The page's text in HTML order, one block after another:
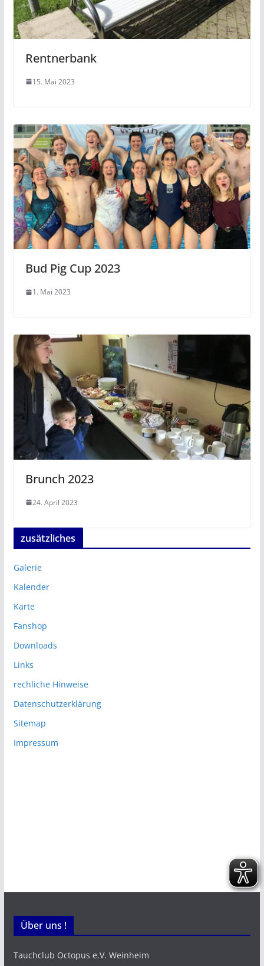
Rentnerbank
15. Mai 2023
Bud Pig Cup 2023
1. Mai 2023
Brunch 2023
24. April 2023
zusätzliches
Galerie
Kalender
Karte
Fanshop
Downloads
Links
rechliche Hinweise
Datenschutzerklärung
Sitemap
Impressum
Über uns !
Tauchclub Octopus e.V. Weinheim